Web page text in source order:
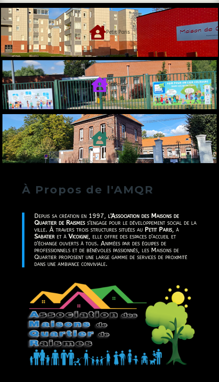
Petit Paris
Sabatier
Vicoigne
À Propos de l'AMQR
Depuis sa création en 1997, l'Association des Maisons de
Quartier de Raismes s'engage pour le développement social de la
ville. À travers trois structures situées au Petit Paris, à
Sabatier et à Vicoigne, elle offre des espaces d'accueil et
d'échange ouverts à tous. Animées par des équipes de
professionnels et de bénévoles passionnés, les Maisons de
Quartier proposent une large gamme de services de proximité
dans une ambiance conviviale.